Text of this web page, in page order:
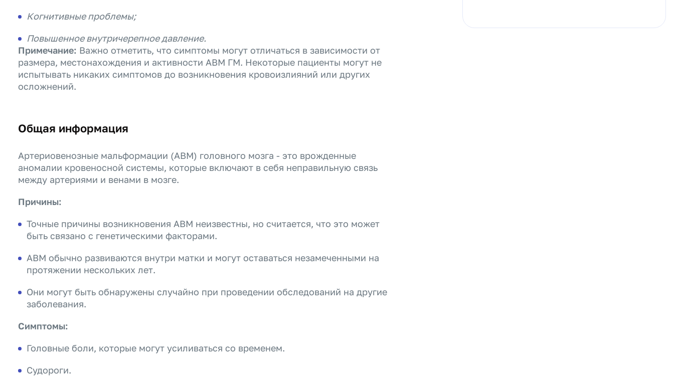
Когнитивные проблемы;
Повышенное внутричерепное давление.
Примечание: Важно отметить, что симптомы могут отличаться в зависимости от
размера, местонахождения и активности АВМ ГМ. Некоторые пациенты могут не
испытывать никаких симптомов до возникновения кровоизлияний или других
осложнений.
Общая информация
Артериовенозные мальформации (АВМ) головного мозга - это врожденные
аномалии кровеносной системы, которые включают в себя неправильную связь
между артериями и венами в мозге.
Причины:
Точные причины возникновения АВМ неизвестны, но считается, что это может
быть связано с генетическими факторами.
АВМ обычно развиваются внутри матки и могут оставаться незамеченными на
протяжении нескольких лет.
Они могут быть обнаружены случайно при проведении обследований на другие
заболевания.
Симптомы:
Головные боли, которые могут усиливаться со временем.
Судороги.